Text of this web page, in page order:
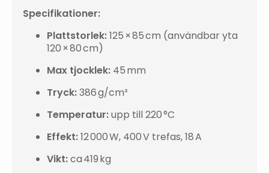
Specifikationer:
Plattstorlek:125 × 85 cm (användbar yta
120 × 80 cm)
Max tjocklek: 45 mm
Tryck:386 g/cm²
Temperatur:upp till 220 °C
Effekt:12 000 W, 400 V trefas, 18 A
Vikt:ca 419 kg